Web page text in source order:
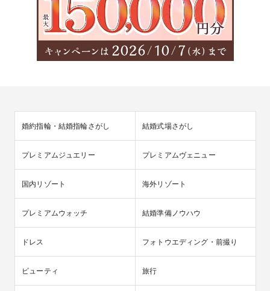
婚約指輪・結婚指輪さがし 結婚式場さがし
プレミアムジュエリー プレミアムヴェニュー
国内リゾート 海外リゾート
プレミアムウォッチ 結婚準備ノウハウ
ドレス フォトウエディング・前撮り
ビューティ 旅行